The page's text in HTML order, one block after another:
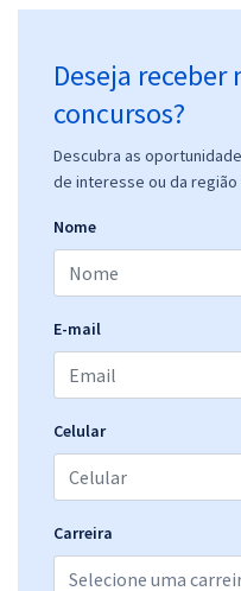
Deseja receber
concursos?
Descubra as
de interesse ou da
Nome
E-mail
Celular
Carreira